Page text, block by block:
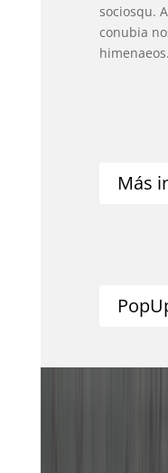
sociosqu.
conubia
himenaeos.
Más